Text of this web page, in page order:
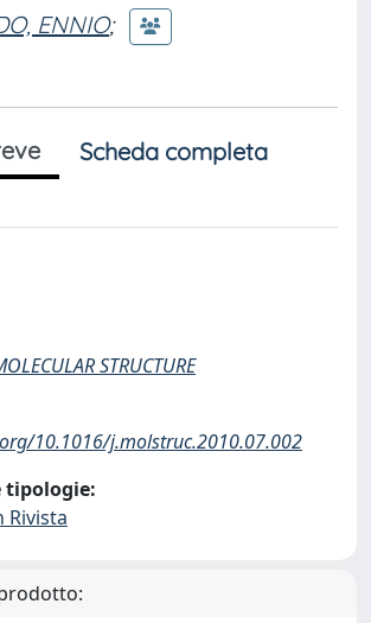
ENNIO;
Scheda completa
STRUCTURE
10.1016/j.molstruc.2010.07.002
tipologie:
Rivista